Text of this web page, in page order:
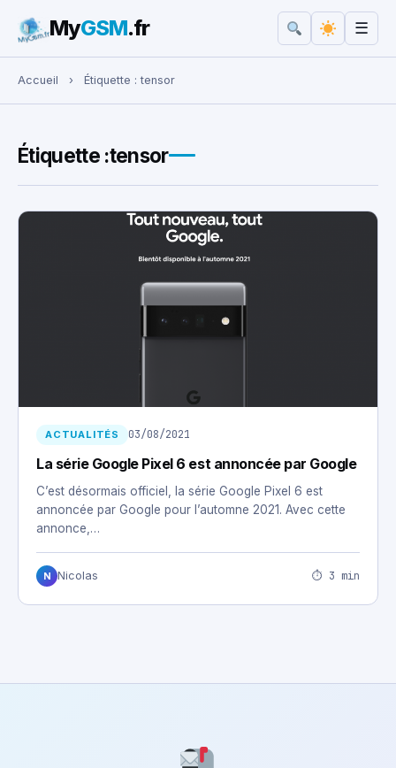
Rechercher :
MyGSM.fr ☰
Accueil › Étiquette :tensor
Étiquette :tensor
ACTUALITÉS 03/08/2021
La série Google Pixel 6 est annoncée par Google
C’est désormais officiel, la série Google Pixel 6 est
annoncée par Google pour l’automne 2021. Avec cette
annonce,…
N Nicolas ⏱ 3 min